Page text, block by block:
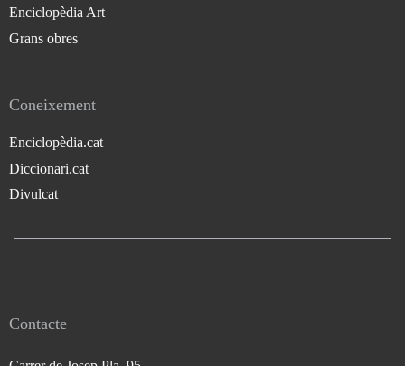
Enciclopèdia Art
Grans obres
Coneixement
Enciclopèdia.cat
Diccionari.cat
Divulcat
Contacte